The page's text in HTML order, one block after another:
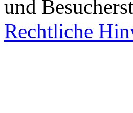
und
Rechtliche